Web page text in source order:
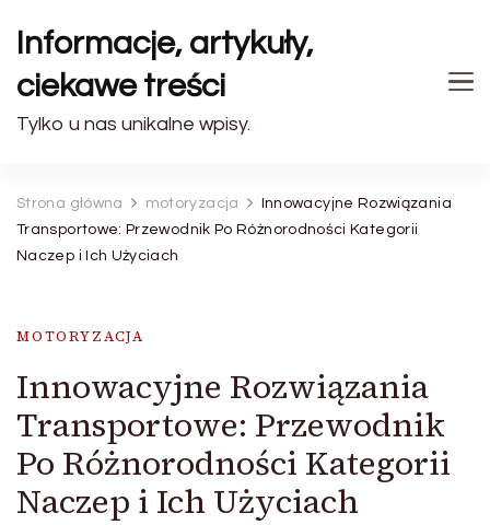
Informacje, artykuły,
ciekawe treści
Tylko u nas unikalne wpisy.
Strona główna motoryzacja
Innowacyjne Rozwiązania
Transportowe: Przewodnik Po Różnorodności Kategorii
Naczep i Ich Użyciach
MOTORYZACJA
Innowacyjne Rozwiązania
Transportowe: Przewodnik
Po Różnorodności Kategorii
Naczep i Ich Użyciach